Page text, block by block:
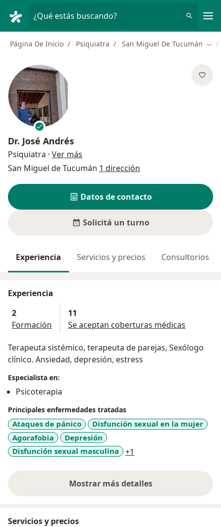
¿Qué estás buscando?
Página De Inicio Psiquiatra San Miguel De Tucumán
Dr. José Andrés
Psiquiatra · Ver más
San Miguel de Tucumán 1 dirección
Datos de contacto
Solicitá un turno
Experiencia Servicios y precios Consultorios
Experiencia
2
Formación
11
Se aceptan coberturas médicas
Terapeuta sistémico, terapeuta de parejas, Sexólogo
clínico. Ansiedad, depresión, estress
Especialista en:
Psicoterapia
Principales enfermedades tratadas
Ataques de pánico
Disfunción sexual en la mujer
Agorafobia
Depresión
Disfunción sexual masculina
+1
Mostrar más detalles
sobre la experiencia
Servicios y precios